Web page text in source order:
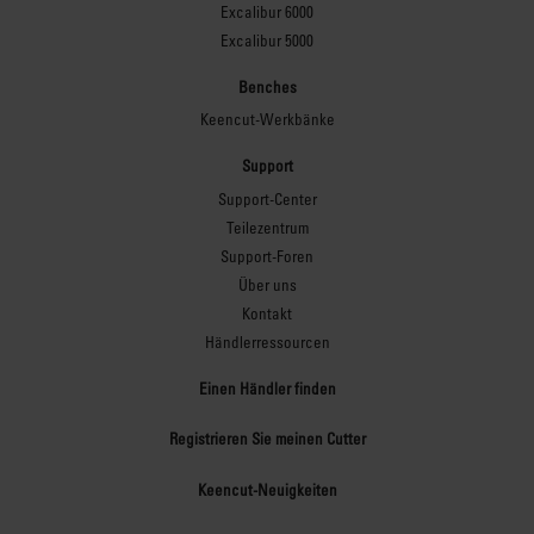
Excalibur 6000
Excalibur 5000
Benches
Keencut-Werkbänke
Support
Support-Center
Teilezentrum
Support-Foren
Über uns
Kontakt
Händlerressourcen
Einen Händler finden
Registrieren Sie meinen Cutter
Keencut-Neuigkeiten